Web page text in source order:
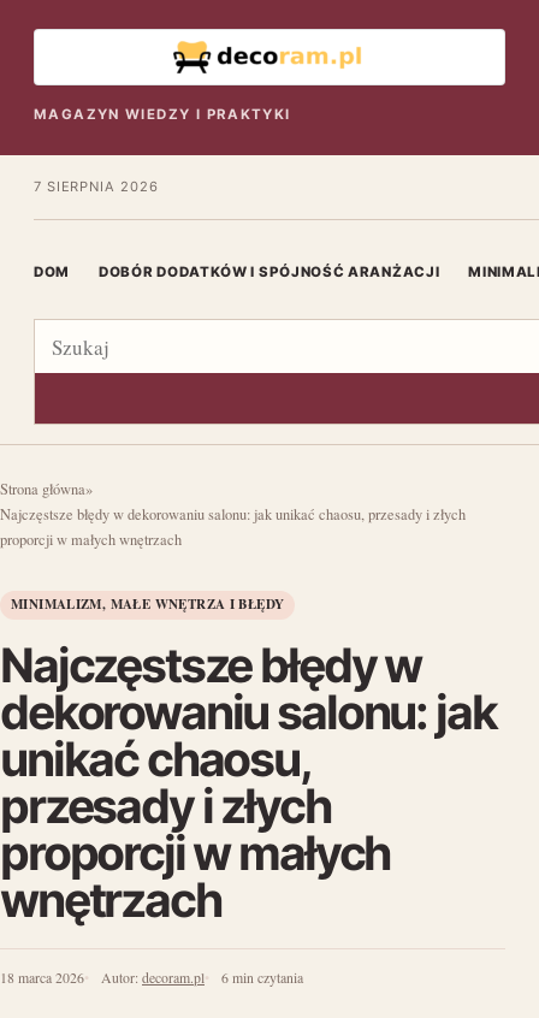
MAGAZYN WIEDZY I PRAKTYKI
7 SIERPNIA 2026
DOM DOBÓR DODATKÓW I SPÓJNOŚĆ ARANŻACJI
Szukaj
Strona główna»
Najczęstsze błędy w dekorowaniu salonu: jak unikać chaosu, przesady i złych
proporcji w małych wnętrzach
MINIMALIZM, MAŁE WNĘTRZA I BŁĘDY
Najczęstsze błędy w
dekorowaniu salonu: jak
unikać chaosu,
przesady i złych
proporcji w małych
wnętrzach
18 marca 2026 Autor: decoram.pl 6 min czytania